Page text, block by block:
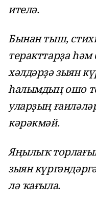
ителә.
Бынан тыш,
теракттарҙа
хәлдәрҙә зыян
һалымдың ошо
уларҙың
кәрәкмәй.
Яңылыҡ
зыян
лә ҡағыла.